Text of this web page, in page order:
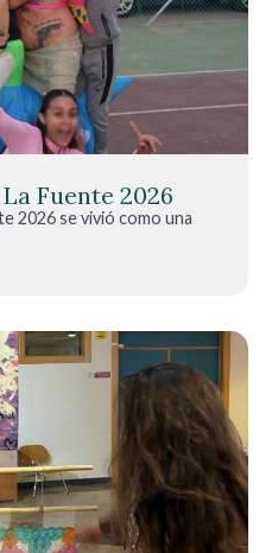
Fuente 2026
2026 se vivió como una